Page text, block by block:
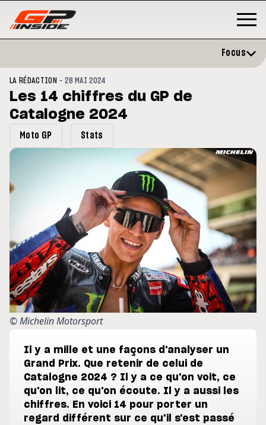
et
MOTO GP
Zarco évite l'opération et vise un
retour en septembre
Focus
LA RÉDACTION -28 MAI 2024
Les 14 chiffres du GP de
Catalogne 2024
Moto GP Stats
© Michelin Motorsport
Il y a mille et une façons d'analyser un
Grand Prix. Que retenir de celui de
Catalogne 2024 ? Il y a ce qu'on voit, ce
qu'on lit, ce qu'on écoute. Il y a aussi les
chiffres. En voici 14 pour porter un
regard différent sur ce qu'il s'est passé